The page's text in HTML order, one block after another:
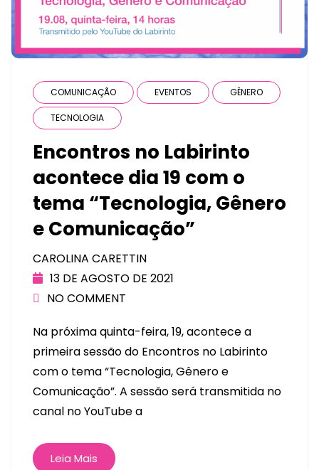
COMUNICAÇÃO EVENTOS GÊNERO
TECNOLOGIA
Encontros no Labirinto
acontece dia 19 com o
tema “Tecnologia, Gênero
e Comunicação”
CAROLINA CARETTIN
13 DE AGOSTO DE 2021
NO COMMENT
Na próxima quinta-feira, 19, acontece a
primeira sessão do Encontros no Labirinto
com o tema “Tecnologia, Gênero e
Comunicação”. A sessão será transmitida no
canal no YouTube a
Leia Mais